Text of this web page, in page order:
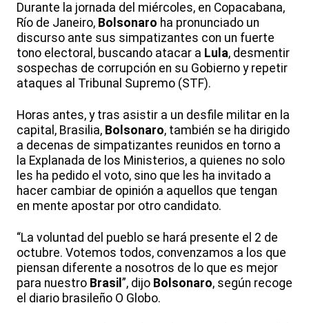
Durante la jornada del miércoles, en Copacabana,
Río de Janeiro, Bolsonaro ha pronunciado un
discurso ante sus simpatizantes con un fuerte
tono electoral, buscando atacar a Lula, desmentir
sospechas de corrupción en su Gobierno y repetir
ataques al Tribunal Supremo (STF).
Horas antes, y tras asistir a un desfile militar en la
capital, Brasilia, Bolsonaro, también se ha dirigido
a decenas de simpatizantes reunidos en torno a
la Explanada de los Ministerios, a quienes no solo
les ha pedido el voto, sino que les ha invitado a
hacer cambiar de opinión a aquellos que tengan
en mente apostar por otro candidato.
“La voluntad del pueblo se hará presente el 2 de
octubre. Votemos todos, convenzamos a los que
piensan diferente a nosotros de lo que es mejor
para nuestro Brasil ”, dijo Bolsonaro, según recoge
el diario brasileño O Globo.